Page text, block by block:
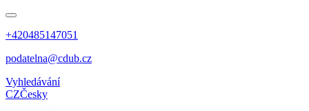
+420485147051
podatelna@cdub.cz
Vyhledávání
CZČesky